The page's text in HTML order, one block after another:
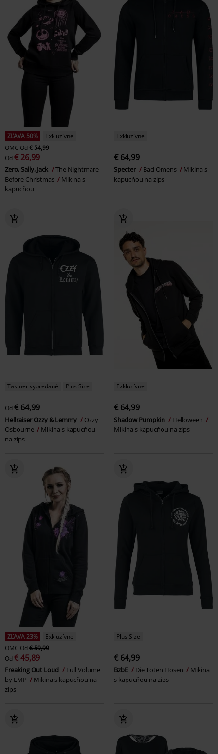
ZĽAVA 50%
Exkluzívne
OMC Od € 54,99
Od € 26,99
Zero, Sally, Jack
The Nightmare
Before Christmas
Mikina s
kapucňou
Exkluzívne
€ 64,99
Specter Bad Omens
Mikina s
kapucňou na zips
Takmer vypredané Plus Size
Od € 64,99
Hellraiser Ozzy & Lemmy
Ozzy
Osbourne
Mikina s kapucňou
na zips
Exkluzívne
€ 64,99
Shadow Pumpkin
Helloween
Mikina s kapucňou na zips
ZĽAVA 23%
Exkluzívne
OMC Od € 59,99
Od € 45,89
Freaking Out Loud
Full Volume
by EMP
Mikina s kapucňou na
zips
Plus Size
€ 64,99
BzbE Die Toten Hosen
Mikina
s kapucňou na zips